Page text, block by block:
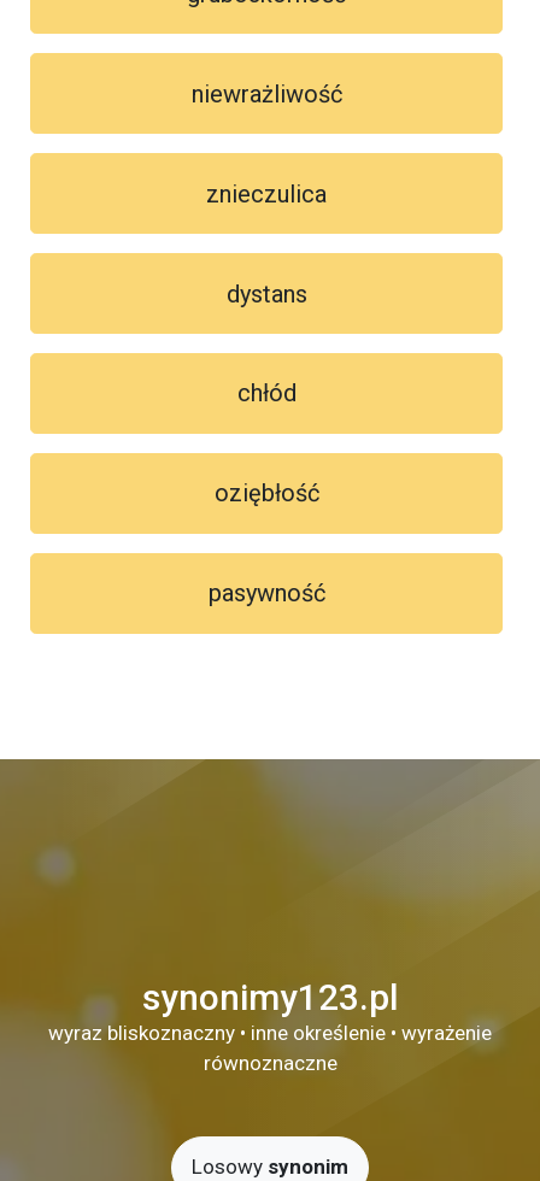
niewrażliwość
znieczulica
dystans
chłód
oziębłość
pasywność
synonimy123.pl
wyraz bliskoznaczny • inne określenie • wyrażenie
równoznaczne
Losowy synonim